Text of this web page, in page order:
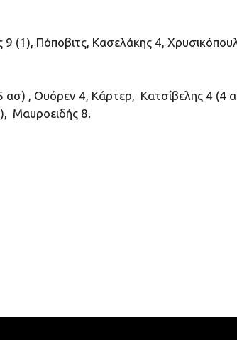
(1), Πόποβιτς, Κασελάκης 4,
ασ) , Ουόρεν 4, Κάρτερ, Κατσίβελης 4
Μαυροειδής 8.